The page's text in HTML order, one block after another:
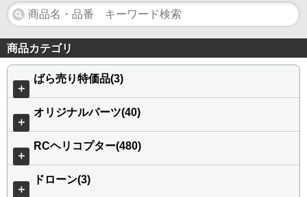
商品カテゴリ
＋
ばら売り特価品(3)
＋
オリジナルパーツ(40)
＋
RCヘリコプター(480)
＋
ドローン(3)